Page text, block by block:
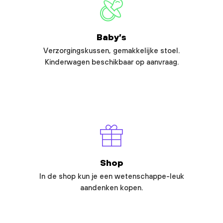
Baby’s
Verzorgingskussen, gemakkelijke stoel.
Kinderwagen beschikbaar op aanvraag.
Shop
In de shop kun je een wetenschappe-leuk
aandenken kopen.